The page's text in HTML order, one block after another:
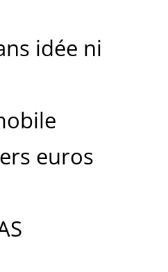
idée ni
euros